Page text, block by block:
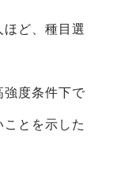
ど、種目選
度条件下で
とを示した